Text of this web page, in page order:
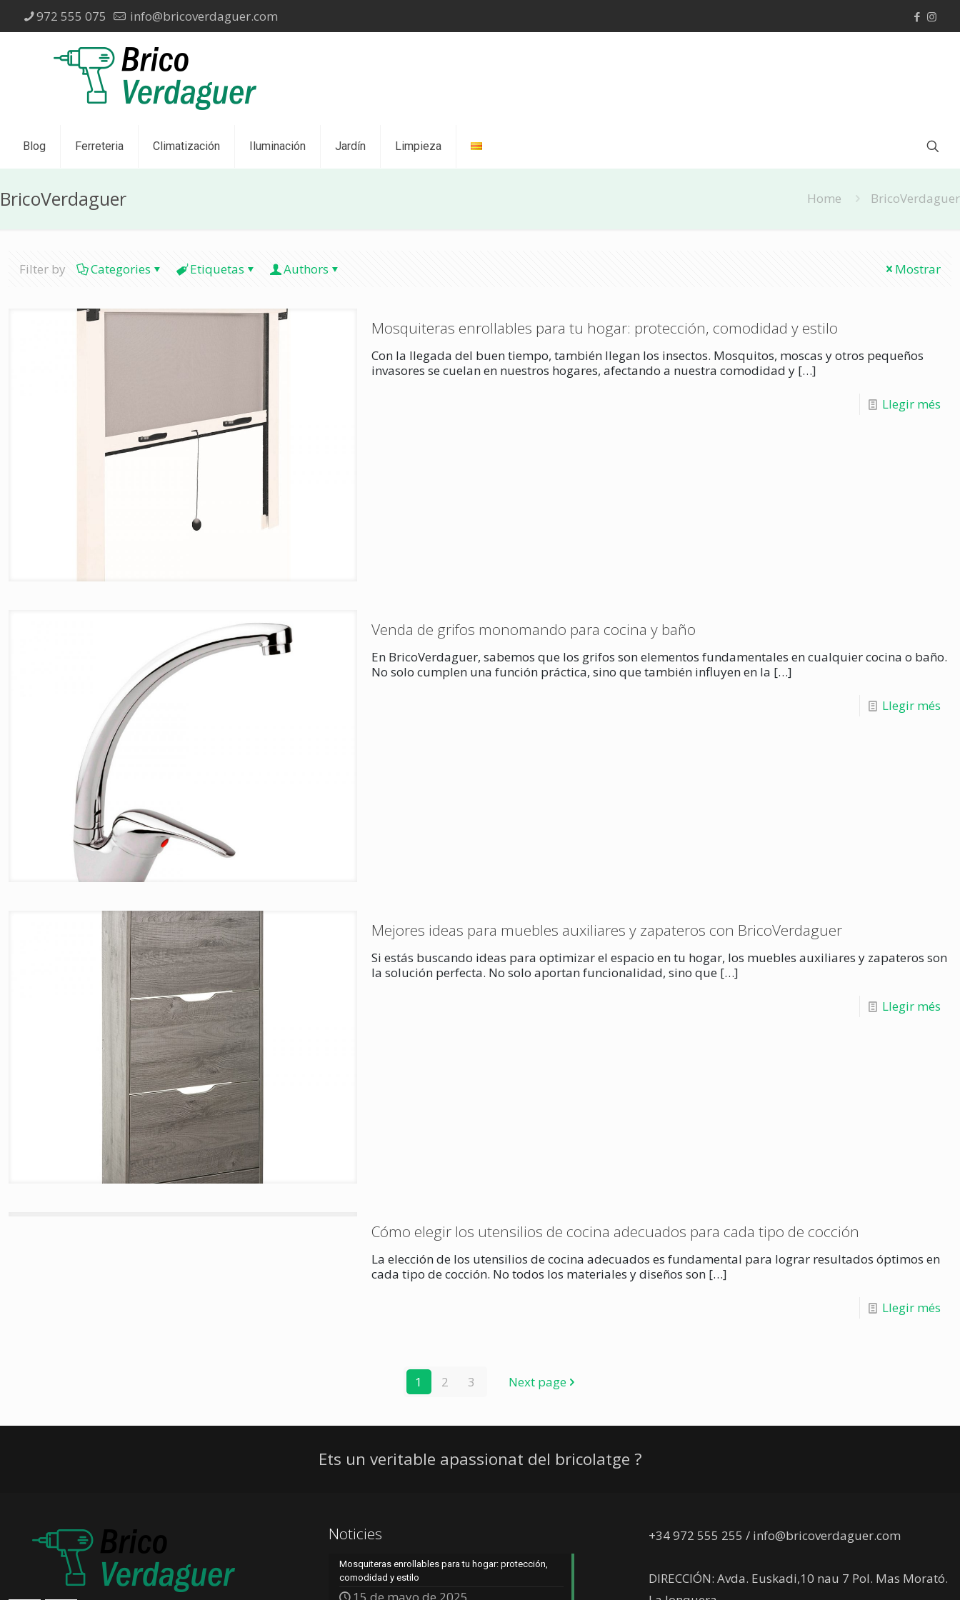
972 555 075 info@bricoverdaguer.com
Blog Ferreteria Climatización Iluminación Jardín Limpieza
BricoVerdaguer Home BricoVerdaguer
Filter by Categories Etiquetas Authors Mostrar
Mosquiteras enrollables para tu hogar: protección, comodidad y estilo
Con la llegada del buen tiempo, también llegan los insectos. Mosquitos, moscas y otros pequeños
invasores se cuelan en nuestros hogares, afectando a nuestra comodidad y […]
Llegir més
Venda de grifos monomando para cocina y baño
En BricoVerdaguer, sabemos que los grifos son elementos fundamentales en cualquier cocina o baño.
No solo cumplen una función práctica, sino que también influyen en la […]
Llegir més
Mejores ideas para muebles auxiliares y zapateros con BricoVerdaguer
Si estás buscando ideas para optimizar el espacio en tu hogar, los muebles auxiliares y zapateros son
la solución perfecta. No solo aportan funcionalidad, sino que […]
Llegir més
Cómo elegir los utensilios de cocina adecuados para cada tipo de cocción
La elección de los utensilios de cocina adecuados es fundamental para lograr resultados óptimos en
cada tipo de cocción. No todos los materiales y diseños son […]
Llegir més
1 2 3 Next page
Ets un veritable apassionat del bricolatge ?
Noticies
Mosquiteras enrollables para tu hogar: protección,
comodidad y estilo
15 de mayo de 2025
+34 972 555 255 / info@bricoverdaguer.com
DIRECCIÓN: Avda. Euskadi,10 nau 7 Pol. Mas Morató.